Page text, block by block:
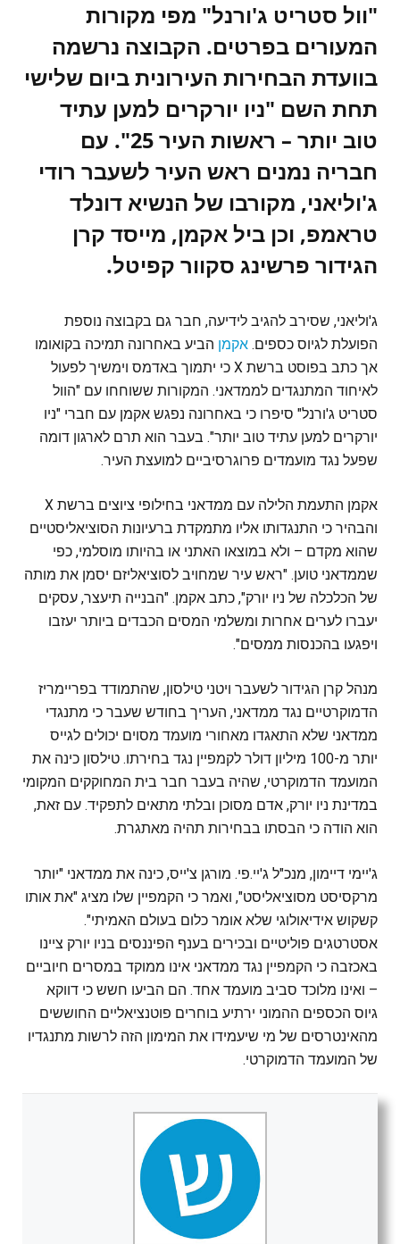
"וול סטריט ג'ורנל" מפי מקורות
המעורים בפרטים. הקבוצה נרשמה
בוועדת הבחירות העירונית ביום שלישי
תחת השם "ניו יורקרים למען עתיד
טוב יותר – ראשות העיר 25". עם
חבריה נמנים ראש העיר לשעבר רודי
ג'וליאני, מקורבו של הנשיא דונלד
טראמפ, וכן ביל אקמן, מייסד קרן
הגידור פרשינג סקוור קפיטל.
ג'וליאני, שסירב להגיב לידיעה, חבר גם בקבוצה נוספת
הפועלת לגיוס כספים. אקמן הביע באחרונה תמיכה בקואומו
אך כתב בפוסט ברשת X כי יתמוך באדמס וימשיך לפעול
לאיחוד המתנגדים לממדאני. המקורות ששוחחו עם "הוול
סטריט ג'ורנל" סיפרו כי באחרונה נפגש אקמן עם חברי "ניו
יורקרים למען עתיד טוב יותר". בעבר הוא תרם לארגון דומה
שפעל נגד מועמדים פרוגרסיביים למועצת העיר.
אקמן התעמת הלילה עם ממדאני בחילופי ציוצים ברשת X
והבהיר כי התנגדותו אליו מתמקדת ברעיונות הסוציאליסטיים
שהוא מקדם – ולא במוצאו האתני או בהיותו מוסלמי, כפי
שממדאני טוען. "ראש עיר שמחויב לסוציאליזם יסמן את מותה
של הכלכלה של ניו יורק", כתב אקמן. "הבנייה תיעצר, עסקים
יעברו לערים אחרות ומשלמי המסים הכבדים ביותר יעזבו
ויפגעו בהכנסות ממסים".
מנהל קרן הגידור לשעבר ויטני טילסון, שהתמודד בפריימריז
הדמוקרטיים נגד ממדאני, העריך בחודש שעבר כי מתנגדי
ממדאני שלא התאגדו מאחורי מועמד מסוים יכולים לגייס
יותר מ-100 מיליון דולר לקמפיין נגד בחירתו. טילסון כינה את
המועמד הדמוקרטי, שהיה בעבר חבר בית המחוקקים המקומי
במדינת ניו יורק, אדם מסוכן ובלתי מתאים לתפקיד. עם זאת,
הוא הודה כי הבסתו בבחירות תהיה מאתגרת.
ג'יימי דיימון, מנכ"ל ג'יי.פי. מורגן צ'ייס, כינה את ממדאני "יותר
מרקסיסט מסוציאליסט", ואמר כי הקמפיין שלו מציג "את אותו
קשקוש אידיאולוגי שלא אומר כלום בעולם האמיתי".
אסטרטגים פוליטיים ובכירים בענף הפיננסים בניו יורק ציינו
באכזבה כי הקמפיין נגד ממדאני אינו ממוקד במסרים חיוביים
– ואינו מלוכד סביב מועמד אחד. הם הביעו חשש כי דווקא
גיוס הכספים ההמוני ירתיע בוחרים פוטנציאליים החוששים
מהאינטרסים של מי שיעמידו את המימון הזה לרשות מתנגדיו
של המועמד הדמוקרטי.